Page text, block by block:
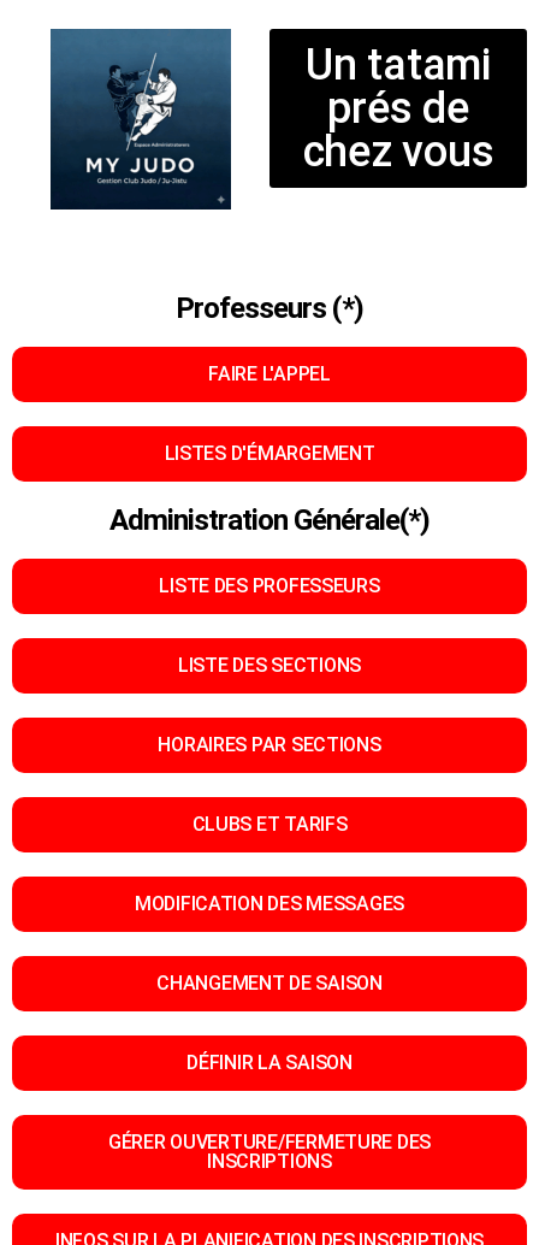
Un tatami
prés de
chez vous
Professeurs (*)
FAIRE L'APPEL
LISTES D'ÉMARGEMENT
Administration Générale(*)
LISTE DES PROFESSEURS
LISTE DES SECTIONS
HORAIRES PAR SECTIONS
CLUBS ET TARIFS
MODIFICATION DES MESSAGES
CHANGEMENT DE SAISON
DÉFINIR LA SAISON
GÉRER OUVERTURE/FERMETURE DES
INSCRIPTIONS